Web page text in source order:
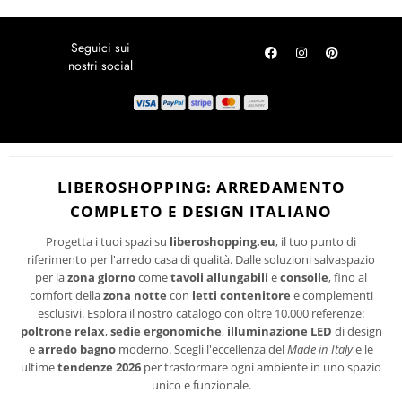
LOCALITÀ DISAGIATE
RICHIEDI UN RESO
aggiornato sulle ultime tendenze di design, promozioni riservate e
novità per la tua casa.
I suoi dati personali verranno trattati per le finalità connesse all'invio delle
Per maggiori informazioni sul trattamento dei dati personali consultare laPRIVACY
del sito.
LIBEROSHOPPING: ARREDAMENTO
COMPLETO E DESIGN ITALIANO
Progetta i tuoi spazi su liberoshopping.eu, il tuo punto di
riferimento per l'arredo casa di qualità. Dalle soluzioni salvaspazio
per lazona giornocometavoli allungabili econsolle, fino al
comfort dellazona notte con letti contenitore e complementi
esclusivi. Esplora il nostro catalogo con oltre 10.000 referenze:
poltrone relax,sedie ergonomiche, illuminazione LED di design
earredo bagno moderno. Scegli l'eccellenza delMade in Italye le
ultimetendenze 2026 per trasformare ogni ambiente in uno spazio
unico e funzionale.